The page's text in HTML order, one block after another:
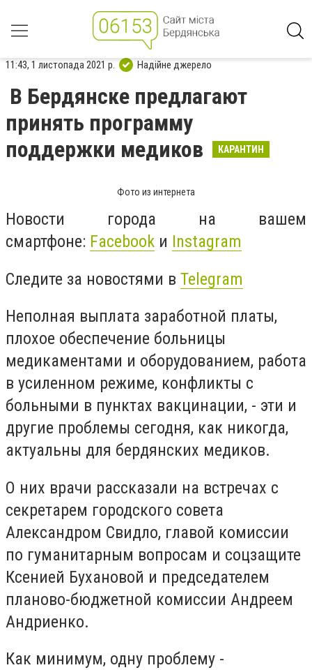
11:43, 1 листопада 2021 р. Надійне джерело
В Бердянске предлагают
принять программу
поддержки медиков
КАРАНТИН
Фото из интернета
Новости города на вашем
смартфоне: Facebook и Instagram
Следите за новостями в Telegram
Неполная выплата заработной платы,
плохое обеспечение больницы
медикаментами и оборудованием, работа
в усиленном режиме, конфликты с
больными в пунктах вакцинации, - эти и
другие проблемы сегодня, как никогда,
актуальны для бердянских медиков.
О них врачи рассказали на встречах с
секретарем городского совета
Александром Свидло, главой комиссии
по гуманитарным вопросам и соцзащите
Ксенией Бухановой и председателем
планово-бюджетной комиссии Андреем
Андриенко.
Как минимум, одну проблему -